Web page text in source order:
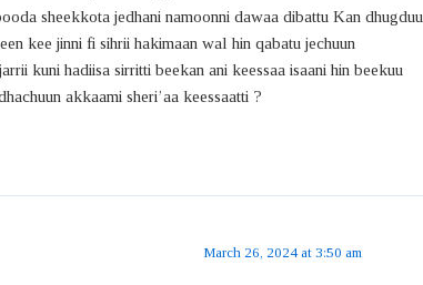
sheekkota jedhani namoonni dawaa dibattu Kan dhugduu
kee jinni fi sihrii hakimaan wal hin qabatu jechuun
kuni hadiisa sirritti beekan ani keessaa isaani hin beekuu
akkaami sheri’aa keessaatti ?
March 26, 2024 at 3:50 am